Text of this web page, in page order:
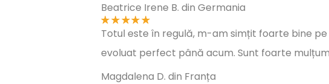
Beatrice Irene B. din Germania
Totul este în regulă, m-am simțit foarte bine
evoluat perfect până acum. Sunt foarte
Magdalena D. din Franța